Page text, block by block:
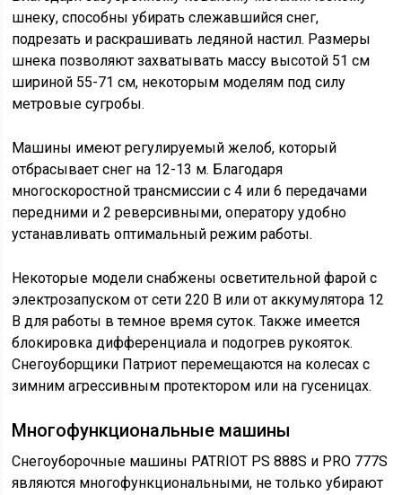
шнеку, способны убирать слежавшийся снег,
подрезать и раскрашивать ледяной настил. Размеры
шнека позволяют захватывать массу высотой 51 см
шириной 55-71 см, некоторым моделям под силу
метровые сугробы.
Машины имеют регулируемый желоб, который
отбрасывает снег на 12-13 м. Благодаря
многоскоростной трансмиссии с 4 или 6 передачами
передними и 2 реверсивными, оператору удобно
устанавливать оптимальный режим работы.
Некоторые модели снабжены осветительной фарой с
электрозапуском от сети 220 В или от аккумулятора 12
В для работы в темное время суток. Также имеется
блокировка дифференциала и подогрев рукояток.
Снегоуборщики Патриот перемещаются на колесах с
зимним агрессивным протектором или на гусеницах.
Многофункциональные машины
Снегоуборочные машины PATRIOT PS 888S и PRO 777S
являются многофункциональными, не только убирают